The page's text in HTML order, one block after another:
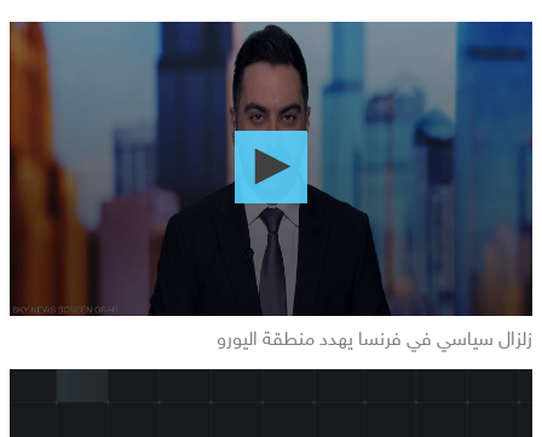
0
seconds
seconds
زلزال سياسي في فرنسا يهدد منطقة اليورو